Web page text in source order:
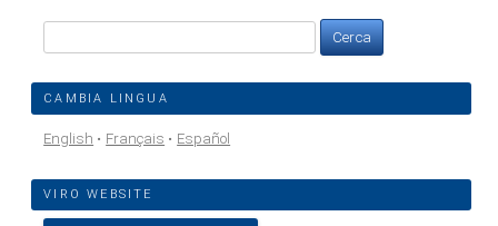
per:
CAMBIA LINGUA
English Français Español
VIRO WEBSITE